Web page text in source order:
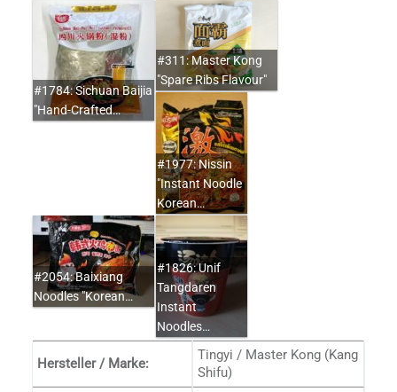
#1784: Sichuan Baijia
"Hand-Crafted…
#311: Master Kong
"Spare Ribs Flavour"
#1977: Nissin
"Instant Noodle
Korean…
#2054: Baixiang
Noodles "Korean…
#1826: Unif
Tangdaren
Instant
Noodles…
Hersteller / Marke:
Tingyi / Master Kong (Kang
Shifu)